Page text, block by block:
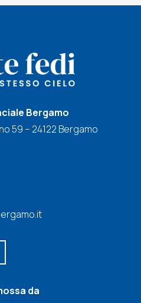
Bergamo
59 – 24122 Bergamo
da